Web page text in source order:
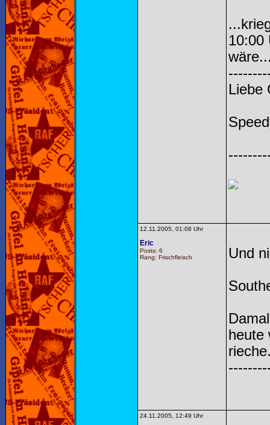
10:00
Liebe
12.11.2005, 01:08 Uhr
Eric
Posts: 6
Rang: Frischfleisch
Und
heute
24.11.2005, 12:49 Uhr